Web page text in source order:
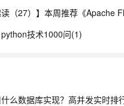
python技术1000问(1)